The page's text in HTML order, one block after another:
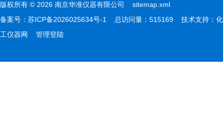
版权所有 © 2026 南京华准仪器有限公司 sitemap.xml
备案号： 苏ICP备2026025634号-1 总访问量：515169 技术支持： 化
工仪器网
管理登陆